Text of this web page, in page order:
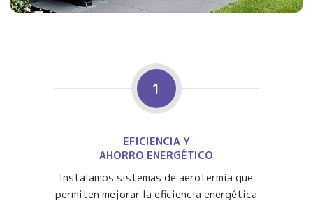
1
EFICIENCIA Y
AHORRO ENERGÉTICO
Instalamos sistemas de aerotermia que
permiten mejorar la eficiencia energética